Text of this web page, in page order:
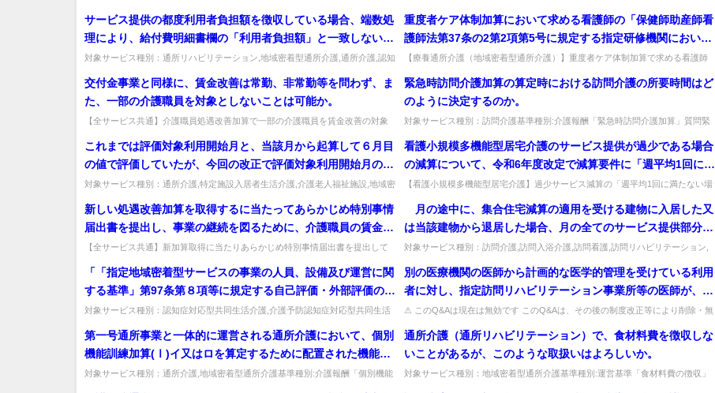
あるか。
サービス提供の都度利用者負担額を徴収している場合、端数処
理により、給付費明細書欄の「利用者負担額」と一致しない場
合があるが、事業者においては、この額を明細書に一致させる
よう調整する必要があるか。
対象サービス種別：通所リハビリテーション,地域密着型通所介護,通所介護,認知
重度者ケア体制加算において求める看護師の「保健師助産師看
護師法第37条の2第2項第5号に規定する指定研修機関において
行われる研修等」とは、どのようなものか。
【療養通所介護（地域密着型通所介護）】重度者ケア体制加算で求める看護師
交付金事業と同様に、賃金改善は常勤、非常勤等を問わず、ま
た、一部の介護職員を対象としないことは可能か。
【全サービス共通】介護職員処遇改善加算で一部の介護職員を賃金改善の対象
緊急時訪問介護加算の算定時における訪問介護の所要時間はど
のように決定するのか。
対象サービス種別：訪問介護基準種別:介護報酬「緊急時訪問介護加算」質問緊
これまでは評価対象利用開始月と、当該月から起算して６月目
の値で評価していたが、今回の改正で評価対象利用開始月の翌
月から起算して６月目となったのは、後の月が１月ずれたとい
うことか。
対象サービス種別：通所介護,特定施設入居者生活介護,介護老人福祉施設,地域密
看護小規模多機能型居宅介護のサービス提供が過少である場合
の減算について、令和6年度改定で減算要件に「週平均1回に満
たない場合」が追加されたが、その場合の減算は当該利用者の
みが減算の対象となるのか。
【看護小規模多機能型居宅介護】過少サービス減算の「週平均1回に満たない場
新しい処遇改善加算を取得するに当たってあらかじめ特別事情
届出書を提出し、事業の継続を図るために、介護職員の賃金水
準（加算による賃金改善分を除く。）を引き下げた上で賃金改
善を行う予定であっても、当該加算の取得は可能なのか。
【全サービス共通】新加算取得に当たりあらかじめ特別事情届出書を提出して
月の途中に、集合住宅減算の適用を受ける建物に入居した又
は当該建物から退居した場合、月の全てのサービス提供部分が
減算の対象となるのか。
対象サービス種別：訪問介護,訪問入浴介護,訪問看護,訪問リハビリテーション,
「「指定地域密着型サービスの事業の人員、設備及び運営に関
する基準」第97条第８項等に規定する自己評価・外部評価の実
施等について」において、事業所の外部評価の実施回数につい
て、本来１年に１回以上のところ、２年に１回とすることがで
きる場合の要件の一つとして「過去に外部評価を５年間継続し
て実施している」ことが挙げられているが、運営推進会議にお
ける評価を行った場合、外部評価を実施したとみなして継続年
対象サービス種別：認知症対応型共同生活介護,介護予防認知症対応型共同生活
別の医療機関の医師から計画的な医学的管理を受けている利用
者に対し、指定訪問リハビリテーション事業所等の医師が、自
らは診療を行わず、当該別の医療機関の医師から情報提供を受
けてリハビリテーションを計画、指示してリハビリテーション
を実施した場合、当該別の医療機関の医師が適切な研修の修了
等をしていれば、基本報酬から50単位を減じた上で訪問リハビ
リテーション料等を算定できることとされている。この「適切
⚠ このQ&Aは現在は無効です このQ&Aは、その後の制度改正等により削除・無
第一号通所事業と一体的に運営される通所介護において、個別
機能訓練加算(Ⅰ)イ又はロを算定するために配置された機能訓
練指導員が、第一号通所事業の運動器機能向上加算を算定する
ために配置された機能訓練指導員を兼務できるのか。
対象サービス種別：通所介護,地域密着型通所介護基準種別:介護報酬「個別機能
通所介護（通所リハビリテーション）で、食材料費を徴収しな
いことがあるが、このような取扱いはよろしいか。
対象サービス種別：地域密着型通所介護基準種別:運営基準「食材料費の徴収」